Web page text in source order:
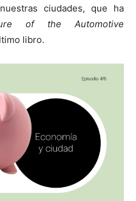
ciudades, que ha
of the Automotive
libro.